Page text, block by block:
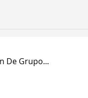
De Grupo...